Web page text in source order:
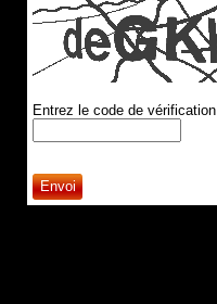
Entrez le code de vérification